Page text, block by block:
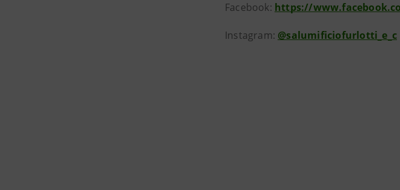
Facebook: https://
Instagram: @salumificiofurlotti_e_c